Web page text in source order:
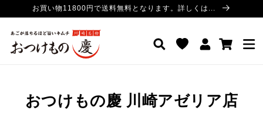
ンツにお買い物11800円で送料無料となります。詳しくは...
グ
イ
ー
おつけもの慶 川崎アゼリア店